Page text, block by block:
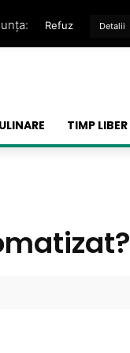
TIMP LIBER
Refuz Detalii